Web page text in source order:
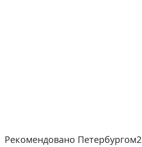
Рекомендовано Петербургом2